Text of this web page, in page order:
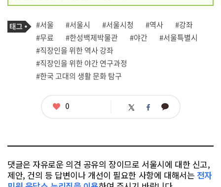
기
사
관
련
태
그
태
그
#서울 #서울시 #서울시청 #역사
#강좌
#무료
#한성백제박물관 #야간
#서울특별시
#직장인을 위한 역사 강좌
#직장인을 위한 야간 연구과정
#한국 고대의 생활 문화 탐구
좋
0 트 페 카
댓글은 자유로운 의견 공유의 장이므로 서울시에 대한 신고,
제안, 건의 등 답변이나 개선이 필요한 사항에 대해서는 전자